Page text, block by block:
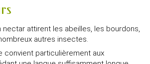
attirent les abeilles, les bourdons,
autres insectes.
convient particulièrement aux